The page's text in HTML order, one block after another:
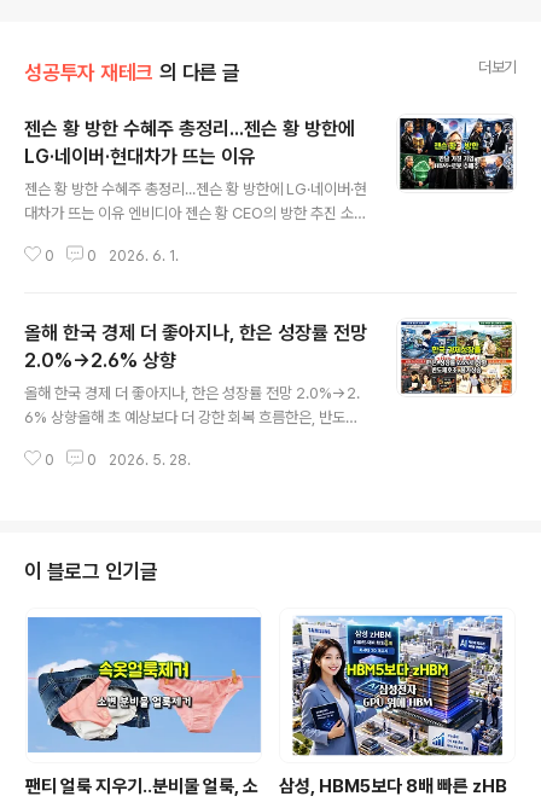
성공투자 재테크 의 다른 글 더보기
젠슨 황 방한 수혜주 총정리...젠슨 황 방한에
LG·네이버·현대차가 뜨는 이유
젠슨 황 방한 수혜주 총정리...젠슨 황 방한에 LG·네이버·현
대차가 뜨는 이유 엔비디아 젠슨 황 CEO의 방한 추진 소식
거 엔비디아 관련주는 주로 HBM, 반도체 장비, AI 서버 중
에 어떤 한국 기업이 새롭게 들어가느냐”입니다. SK하이
닉스와 삼성전자가 HBM과 AI 반도체 공급망의 중심에 있
다면, LG그룹·현대차그룹·네이버는 피지컬 AI, 로봇, 모빌
리티, 소버린 AI, 클라우드 인프라 영역에서 새롭게 주목받
고 있습니다.이번 글에서는 젠슨 황 CEO가 어떤 기업 총수
들과 회동할 가능성이 있는지, 그 목적과 배경은 무엇인지,
0 0 2026. 6. 1.
올해 한국 경제 더 좋아지나, 한은 성장률 전망
2.0%→2.6% 상향
올해 한국 경제 더 좋아지나, 한은 성장률 전망 2.0%→2.
6% 상향올해 초 예상보다 더 강한 회복 흐름한은, 반도체
률 상향 요인, 반도체 수출 호조와 1분기 성장률 개선한국
상향된 수치입니다. 내년 성장률 전망도 기존 1.8%에서 2.
1%로 올렸습니다.이번 전망은 단순한 숫자 조정이 아니라,
호로 해석할 수 있습니다. 특히 반도체 수출 호조와 1분기
성장률 개선이 성장률 전망을 끌어올린 핵심 배경으로 꼽
힙니다.다만 ..
0 0 2026. 5. 28.
이 블로그 인기글
팬티 얼룩 지우기..분비물 얼룩, 소
삼성, HBM5보다 8배 빠른 zHB